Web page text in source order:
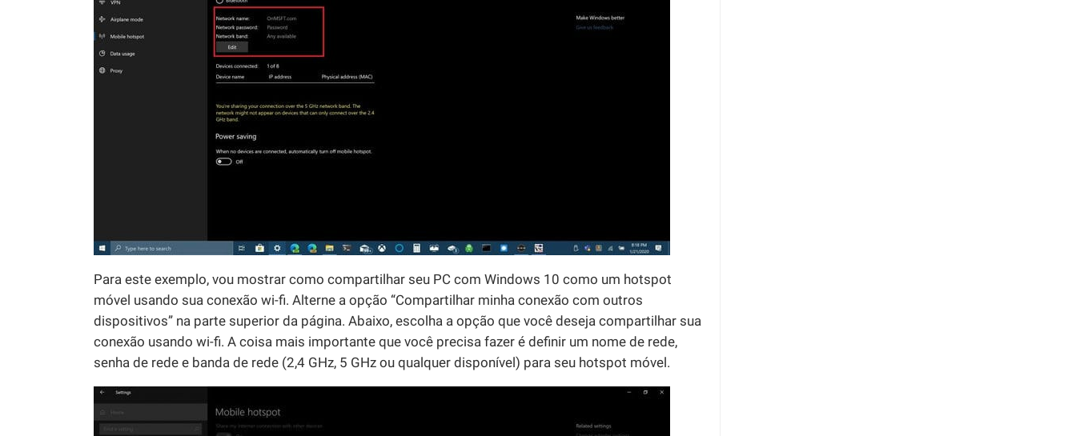
Para este exemplo, vou mostrar como compartilhar seu PC com Windows 10 como um hotspot
móvel usando sua conexão wi-fi. Alterne a opção “Compartilhar minha conexão com outros
dispositivos” na parte superior da página. Abaixo, escolha a opção que você deseja compartilhar sua
conexão usando wi-fi. A coisa mais importante que você precisa fazer é definir um nome de rede,
senha de rede e banda de rede (2,4 GHz, 5 GHz ou qualquer disponível) para seu hotspot móvel.